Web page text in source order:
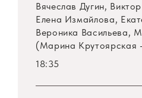
Вячеслав Дугин,
Елена Измайлова,
Вероника Васильева,
(Марина Крутоярская
18:35